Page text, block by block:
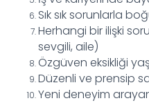
Sık sık sorunlarla
Herhangi bir ilişki
sevgili, aile)
Özgüven eksikliği
Düzenli ve prensip
Yeni deneyim